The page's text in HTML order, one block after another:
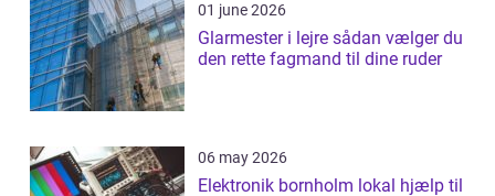
01 june 2026
Glarmester i lejre sådan vælger du
den rette fagmand til dine ruder
06 may 2026
Elektronik bornholm lokal hjælp til